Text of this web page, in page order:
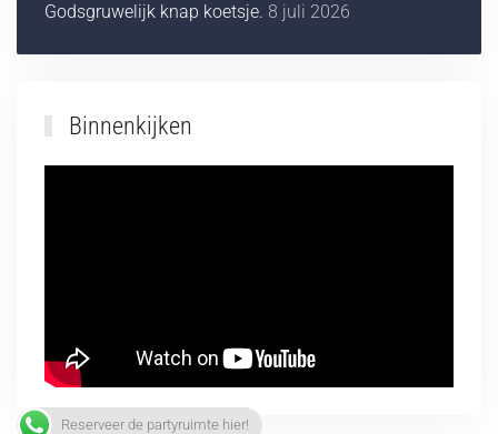
Godsgruwelijk knap koetsje. 8 juli 2026
Binnenkijken
Reserveer de partyruimte hier!